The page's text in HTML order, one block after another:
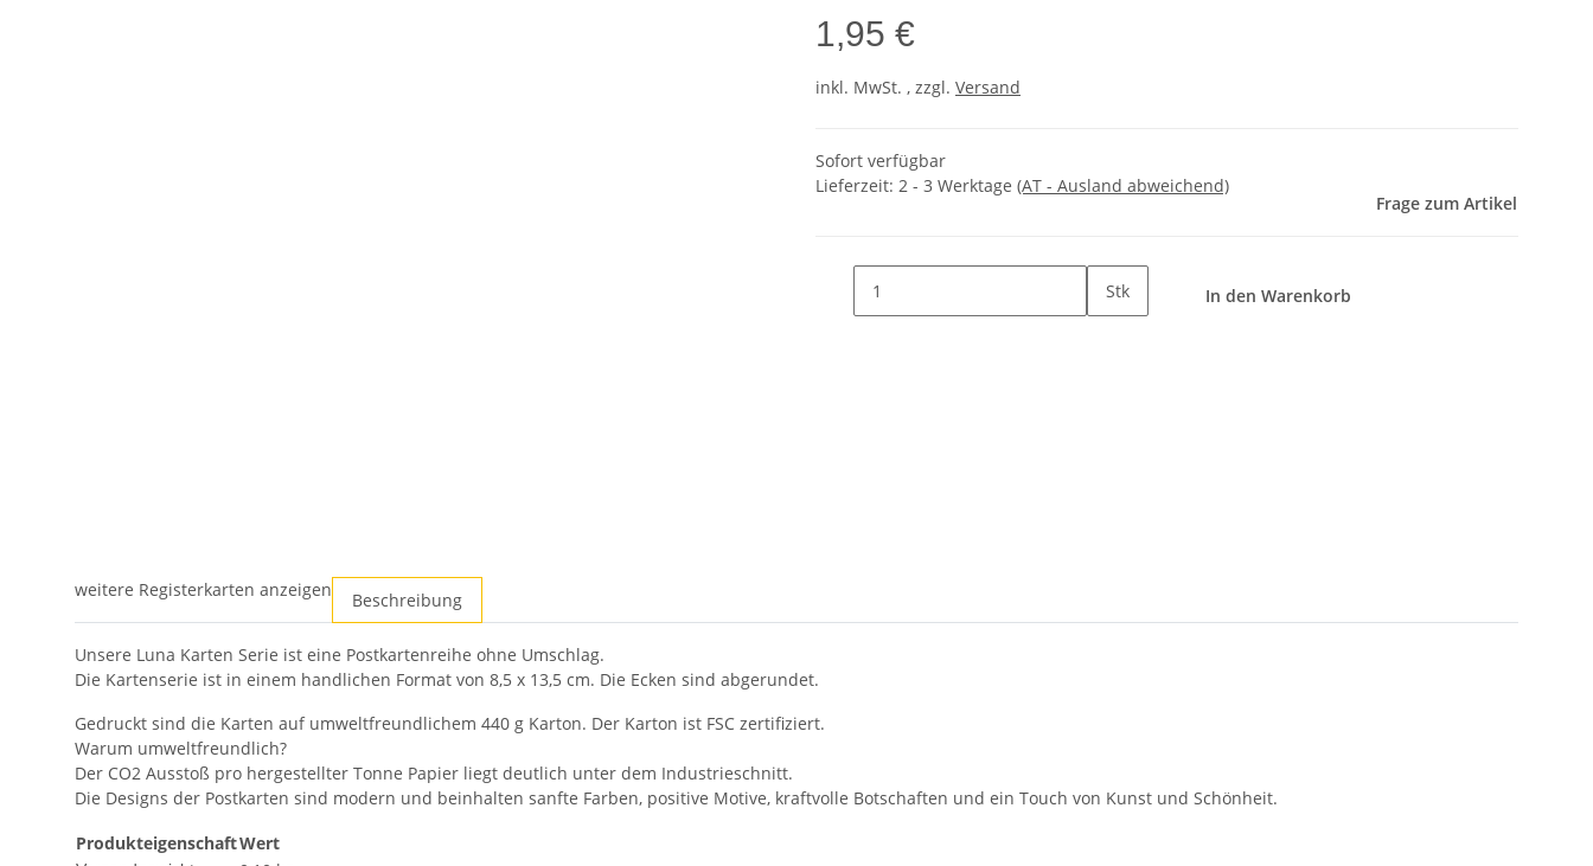
1,95 €
inkl. MwSt. , zzgl. Versand
Sofort verfügbar
Lieferzeit: 2 - 3 Werktage (AT - Ausland abweichend)
Frage zum Artikel
Stk In den Warenkorb
weitere Registerkarten anzeigen Beschreibung
Unsere Luna Karten Serie ist eine Postkartenreihe ohne Umschlag.
Die Kartenserie ist in einem handlichen Format von 8,5 x 13,5 cm. Die Ecken sind abgerundet.
Gedruckt sind die Karten auf umweltfreundlichem 440 g Karton. Der Karton ist FSC zertifiziert.
Warum umweltfreundlich?
Der CO2 Ausstoß pro hergestellter Tonne Papier liegt deutlich unter dem Industrieschnitt.
Die Designs der Postkarten sind modern und beinhalten sanfte Farben, positive Motive, kraftvolle Botschaften und ein Touch von Kunst und Schönheit.
ProdukteigenschaftWert